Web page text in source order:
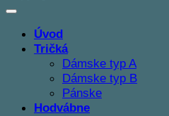
Úvod
Tričká
Dámske typ A
Dámske typ B
Pánske
Hodvábne